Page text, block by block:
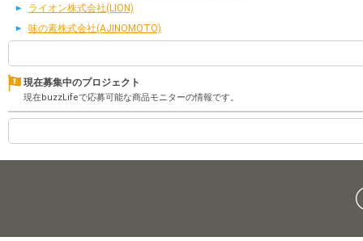
ライオン株式会社(LION)
味の素株式会社(AJINOMOTO)
現在募集中のプロジェクト
現在buzzLifeで応募可能な商品モニターの情報です。